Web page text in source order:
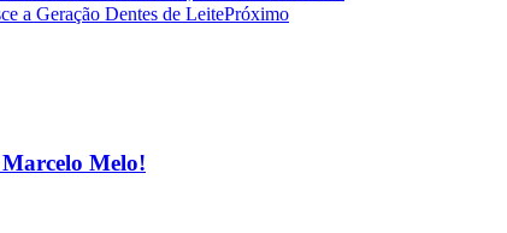
a Geração Dentes de LeitePróximo
Melo!